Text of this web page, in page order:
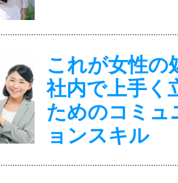
これが女性の
社内で上手く
ためのコミュ
ョンスキル